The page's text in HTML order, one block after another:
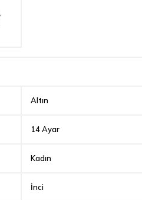
Altın
14 Ayar
Kadın
İnci